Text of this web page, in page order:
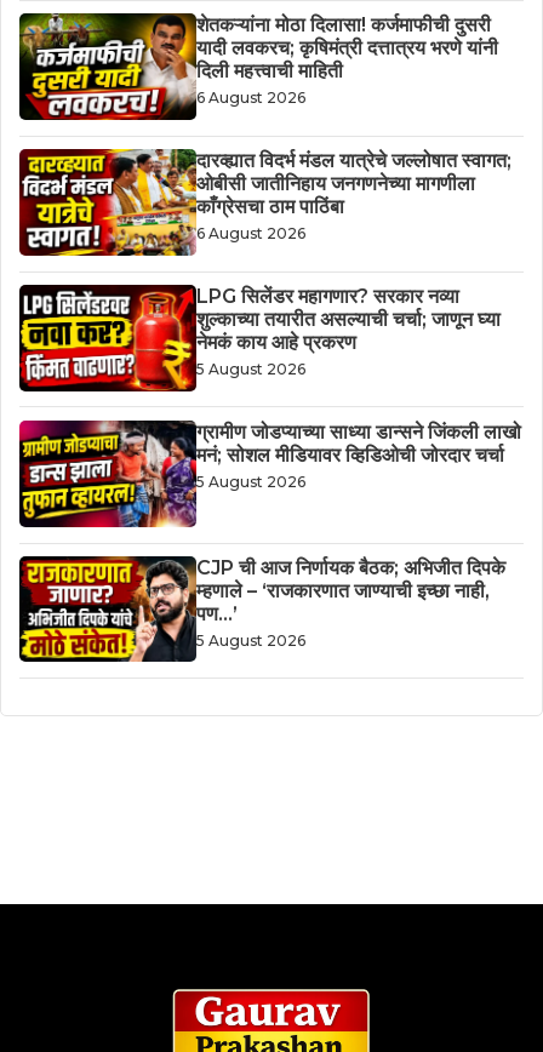
शेतकऱ्यांना मोठा दिलासा! कर्जमाफीची दुसरी
यादी लवकरच; कृषिमंत्री दत्तात्रय भरणे यांनी
दिली महत्त्वाची माहिती
6 August 2026
दारव्ह्यात विदर्भ मंडल यात्रेचे जल्लोषात स्वागत;
ओबीसी जातीनिहाय जनगणनेच्या मागणीला
काँग्रेसचा ठाम पाठिंबा
6 August 2026
LPG सिलेंडर महागणार? सरकार नव्या
शुल्काच्या तयारीत असल्याची चर्चा; जाणून घ्या
नेमकं काय आहे प्रकरण
5 August 2026
ग्रामीण जोडप्याच्या साध्या डान्सने जिंकली लाखो
मनं; सोशल मीडियावर व्हिडिओची जोरदार चर्चा
5 August 2026
CJP ची आज निर्णायक बैठक; अभिजीत दिपके
म्हणाले – ‘राजकारणात जाण्याची इच्छा नाही,
पण…’
5 August 2026